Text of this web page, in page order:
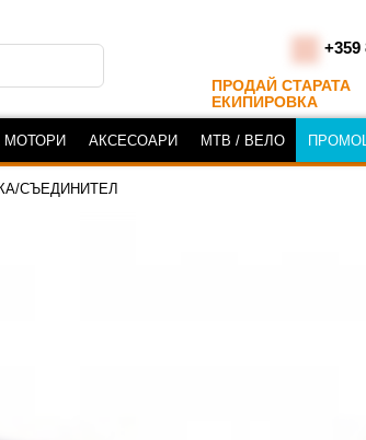
+359
ПРОДАЙ СТАРАТА
ЕКИПИРОВКА
МОТОРИ АКСЕСОАРИ MTB / ВЕЛО
СЪЕДИНИТЕЛ